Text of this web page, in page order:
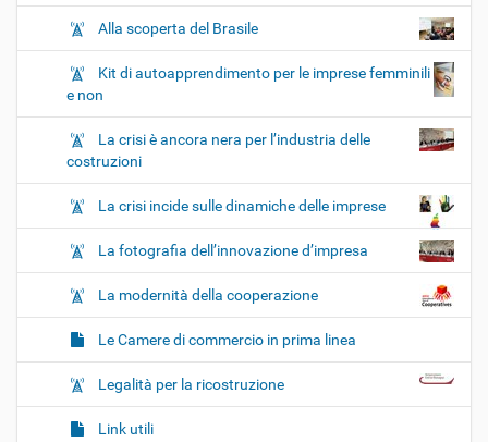
Alla scoperta del Brasile
Kit di autoapprendimento per le imprese femminili
e non
La crisi è ancora nera per l’industria delle
costruzioni
La crisi incide sulle dinamiche delle imprese
La fotografia dell’innovazione d’impresa
La modernità della cooperazione
Le Camere di commercio in prima linea
Legalità per la ricostruzione
Link utili